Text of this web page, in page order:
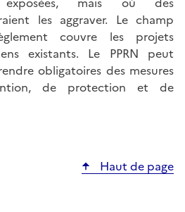
les aggraver. Le champ
couvre les projets
existants. Le PPRN peut
obligatoires des mesures
de protection et de
Haut de page